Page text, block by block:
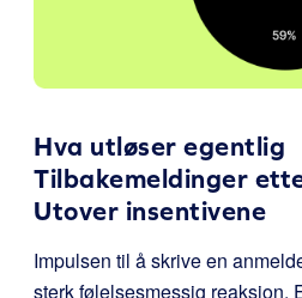
Hva utløser egentlig
Tilbakemeldinger
Utover insentivene
Impulsen til å skrive en
sterk følelsesmessig reaksjon.